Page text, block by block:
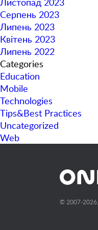
Серпень 2023
Липень 2023
Квітень 2023
Липень 2022
Categories
Education
Mobile
Technologies
Tips&Best Practices
Uncategorized
Web
© 2007-